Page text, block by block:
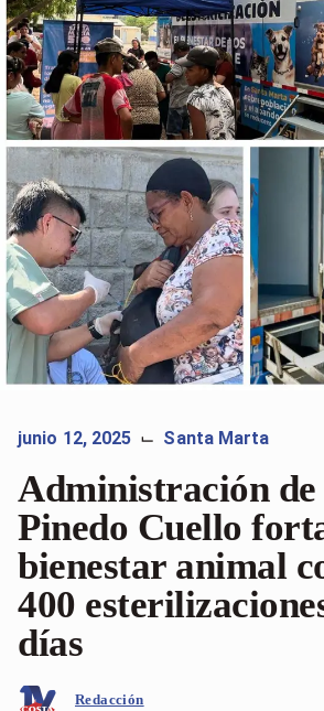
junio 12, 2025 ⌙ Santa Marta
Administración
Pinedo Cuello
bienestar animal
400
días
Redacción